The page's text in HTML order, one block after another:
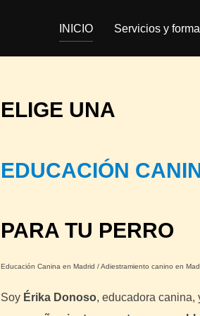
INICIO Servicios y
ELIGE UNA
EDUCACIÓN
PARA TU PERRO
Educación Canina en Madrid / Adiestramiento canino en
Soy Érika Donoso, educadora canina,